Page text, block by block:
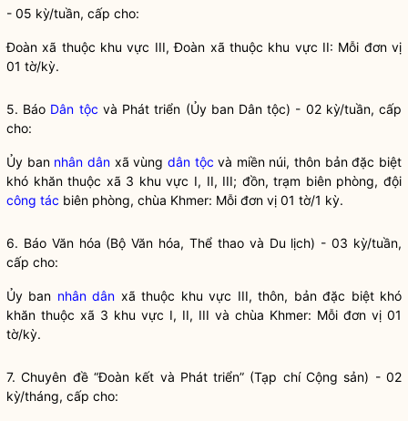
- 05 kỳ/tuần, cấp cho:
Đoàn xã thuộc khu vực III, Đoàn xã thuộc khu vực II: Mỗi đơn vị
01 tờ/kỳ.
5. Báo Dân tộc và Phát triển (Ủy ban Dân tộc) - 02 kỳ/tuần, cấp
cho:
Ủy ban nhân dânxã vùng dân tộc và miền núi, thôn bản đặc biệt
khó khăn thuộc xã 3 khu vực I, II, III; đồn, trạm biên phòng, đội
công tác biên phòng, chùa Khmer: Mỗi đơn vị 01 tờ/1 kỳ.
6. Báo Văn hóa (Bộ Văn hóa, Thể thao và Du lịch) - 03 kỳ/tuần,
cấp cho:
Ủy ban nhân dân xã thuộc khu vực III, thôn, bản đặc biệt khó
khăn thuộc xã 3 khu vực I, II, III và chùa Khmer: Mỗi đơn vị 01
tờ/kỳ.
7. Chuyên đề “Đoàn kết và Phát triển” (Tạp chí Cộng sản) - 02
kỳ/tháng, cấp cho: